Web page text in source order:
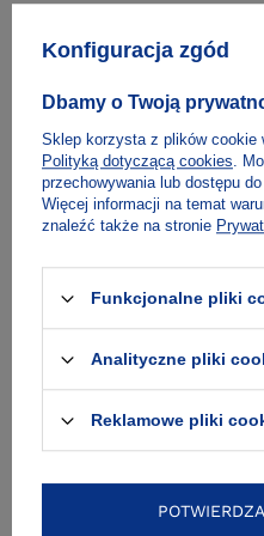
Książkę wydano dzięki
wydawniczego.http://
O autorze
Zobacz też
Konfiguracja zgód
Dbamy o Twoją
Sklep korzysta z plików cookie
Polityką dotyczącą cookies.
przechowywania lub dostępu
Więcej informacji na temat
znaleźć także na stronie
Funkcjonalne pliki
Analityczne pliki
Reklamowe pliki